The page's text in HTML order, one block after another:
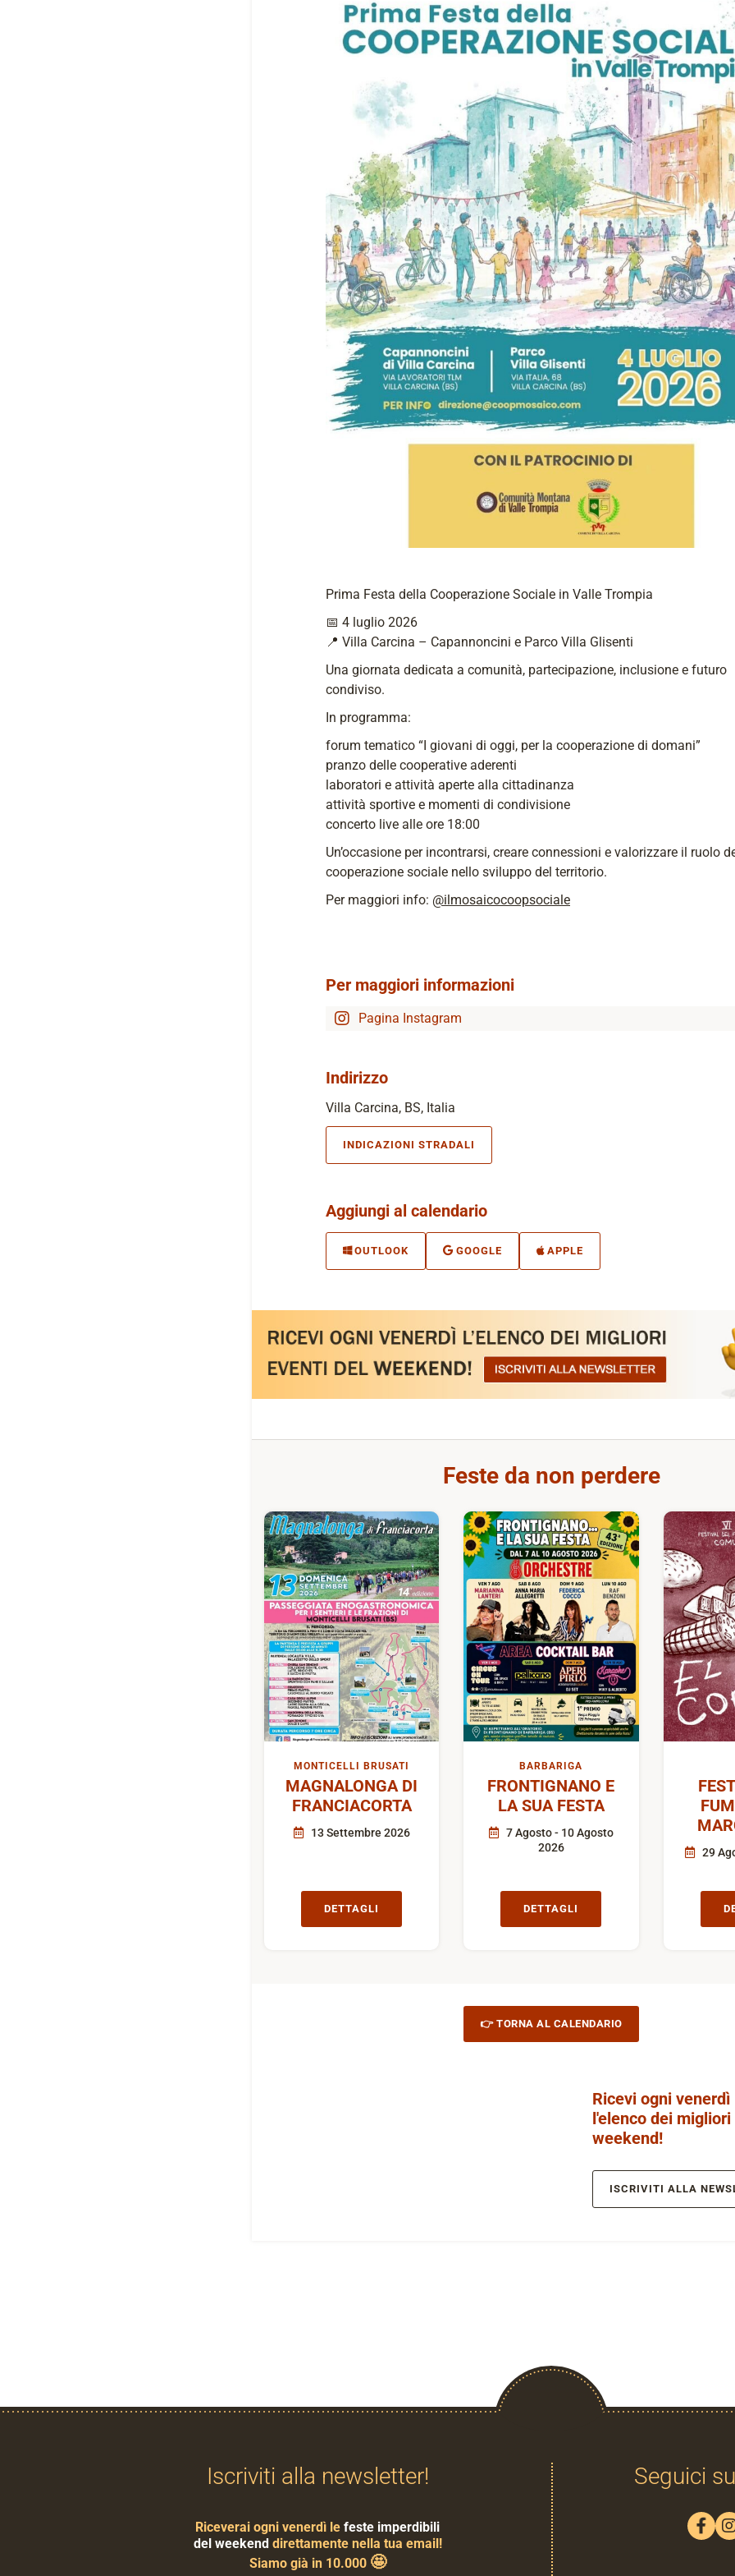
Prima Festa della Cooperazione Sociale in Valle Trompia
📅 4 luglio 2026
📍 Villa Carcina – Capannoncini e Parco Villa Glisenti
Una giornata dedicata a comunità, partecipazione, inclusione e futuro
condiviso.
In programma:
forum tematico “I giovani di oggi, per la cooperazione di domani”
pranzo delle cooperative aderenti
laboratori e attività aperte alla cittadinanza
attività sportive e momenti di condivisione
concerto live alle ore 18:00
Un’occasione per incontrarsi, creare connessioni e valorizzare il ruolo
cooperazione sociale nello sviluppo del territorio.
Per maggiori info: @ilmosaicocoopsociale
Per maggiori informazioni
Pagina Instagram
Indirizzo
Villa Carcina, BS, Italia
INDICAZIONI STRADALI
Aggiungi al calendario
OUTLOOK GOOGLE APPLE
Feste da non perdere
MONTICELLI BRUSATI
MAGNALONGA DI
FRANCIACORTA
13 Settembre 2026
DETTAGLI
BARBARIGA
FRONTIGNANO E
LA SUA FESTA
7 Agosto - 10 Agosto
2026
DETTAGLI
29
👉 TORNA AL CALENDARIO
Ricevi ogni venerdì
l'elenco dei
weekend!
ISCRIVITI ALLA
Iscriviti alla newsletter!
Riceverai ogni venerdì le feste imperdibili
del weekenddirettamente nella tua email!
Siamo già in 10.000 🤩
Seguici